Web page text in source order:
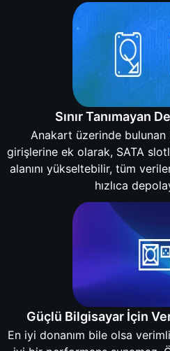
Sınır Tanımayan
Anakart üzerinde bulunan
girişlerine ek olarak, SATA
alanını yükseltebilir, tüm
hızlıca
Güçlü Bilgisayar İçin
En iyi donanım bile olsa